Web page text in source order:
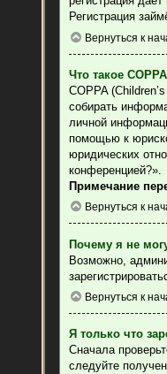
Регистрация
Вернуться к
Что такое
COPPA
собирать
личной
помощью к
юридических
конференцией?».
Примечание
Вернуться к
Почему я не
Возможно,
Вернуться к
Я только что
Сначала
следуйте